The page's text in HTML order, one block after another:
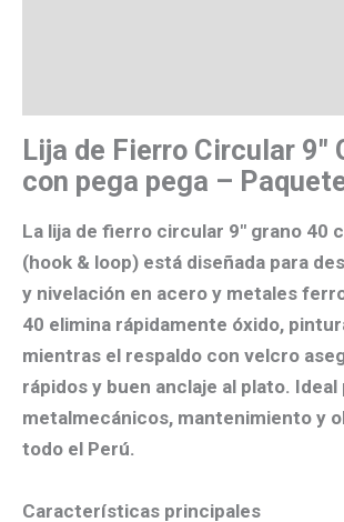
Lija de Fierro Circular 9″
con pega pega –
La lija de fierro circular 9″ grano 40
(hook & loop) está diseñada para
y nivelación en acero y metales
40 elimina rápidamente óxido,
mientras el respaldo con velcro
rápidos y buen anclaje al plato.
metalmecánicos, mantenimiento y
todo el Perú.
Características principales